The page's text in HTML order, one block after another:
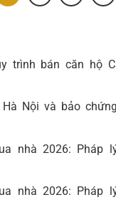
trình bán căn hộ
Nội và bảo
nhà 2026: Pháp
nhà 2026: Pháp